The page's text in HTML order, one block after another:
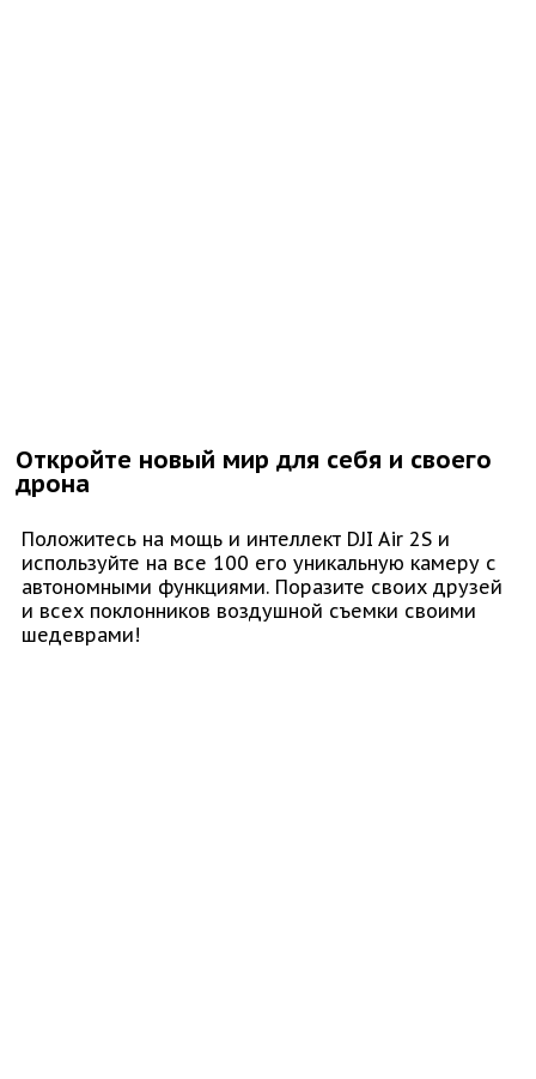
Откройте новый мир для себя и своего
дрона
Положитесь на мощь и интеллект DJI Air 2S и
используйте на все 100 его уникальную камеру с
автономными функциями. Поразите своих друзей
и всех поклонников воздушной съемки своими
шедеврами!